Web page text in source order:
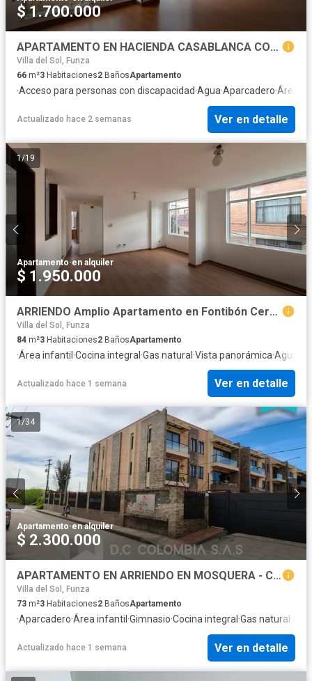
$ 1.700.000
APARTAMENTO EN HACIENDA CASABLANCA CON PARQUEADERO PROPIO - PRIMER PISO
Villa del Sol, Funza
66 m²3 Habitaciones2 BañosApartamento
·Acceso para personas con discapacidad·Agua·Aparcadero·Área
Actualizado hace 2 semanas Ver en detalle
1/19
Apartamento·en alquiler
$ 1.950.000
ARRIENDO Amplio Apartamento en Fontibón Cerca a El Dorado
Villa del Sol, Funza
84 m²3 Habitaciones2 BañosApartamento
·Área infantil ·Cocina integral ·Gas natural ·Vista panorámica·Agua
Actualizado hace 1 semana Ver en detalle
1/34
Apartamento·en alquiler
$ 2.300.000
APARTAMENTO EN ARRIENDO EN MOSQUERA - CUNDINAMARCA
Villa del Sol, Funza
73 m²3 Habitaciones2 BañosApartamento
·Aparcadero·Área infantil ·Gimnasio·Cocina integral ·Gas natural ·
Actualizado hace 1 semana Ver en detalle